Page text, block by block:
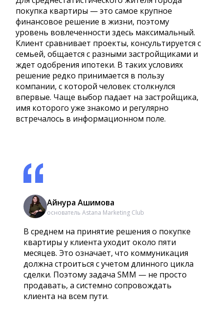
покупка квартиры — это самое крупное
финансовое решение в жизни, поэтому
уровень вовлеченности здесь максимальный.
Клиент сравнивает проекты, консультируется с
семьей, общается с разными застройщиками и
ждет одобрения ипотеки. В таких условиях
решение редко принимается в пользу
компании, с которой человек столкнулся
впервые. Чаще выбор падает на застройщика,
имя которого уже знакомо и регулярно
встречалось в информационном поле.
Айнура Ашимова
основатель Astana Marketing Club
В среднем на принятие решения о покупке
квартиры у клиента уходит около пяти
месяцев. Это означает, что коммуникация
должна строиться с учетом длинного цикла
сделки. Поэтому задача SMM — не просто
продавать, а системно сопровождать
клиента на всем пути.